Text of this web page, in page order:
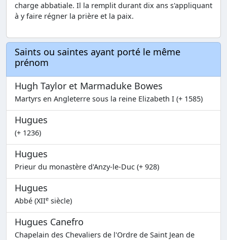
charge abbatiale. Il la remplit durant dix ans s'appliquant
à y faire régner la prière et la paix.
Saints ou saintes ayant porté le même
prénom
Hugh Taylor et Marmaduke Bowes
Martyrs en Angleterre sous la reine Elizabeth I (+ 1585)
Hugues
(+ 1236)
Hugues
Prieur du monastère d'Anzy-le-Duc (+ 928)
Hugues
Abbé (XIIe siècle)
Hugues Canefro
Chapelain des Chevaliers de l'Ordre de Saint Jean de